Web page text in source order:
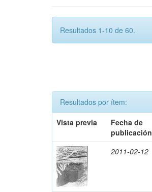
Resultados 1-10 de 60.
Resultados por ítem:
Vista previa
Fecha de
publicación
2011-02-12